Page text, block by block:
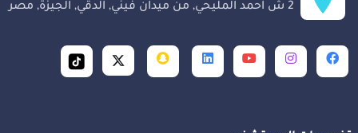
2 ش احمد المليحي, من ميدان فيني, الدقي, الجيزة, مصر